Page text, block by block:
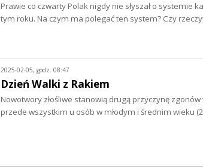
Prawie co czwarty Polak nigdy nie słyszał o systemie
tym roku. Na czym ma polegać ten system? Czy
2025-02-05, godz. 08:47
Dzień Walki z Rakiem
Nowotwory złośliwe stanowią drugą przyczynę
przede wszystkim u osób w młodym i średnim wieku